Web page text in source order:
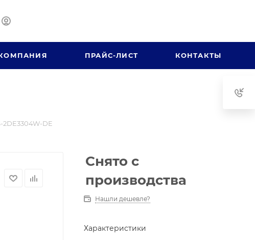
ПРАЙС-ЛИСТ КОНТАКТЫ
DE
Снято с
производства
Нашли дешевле?
Характеристики